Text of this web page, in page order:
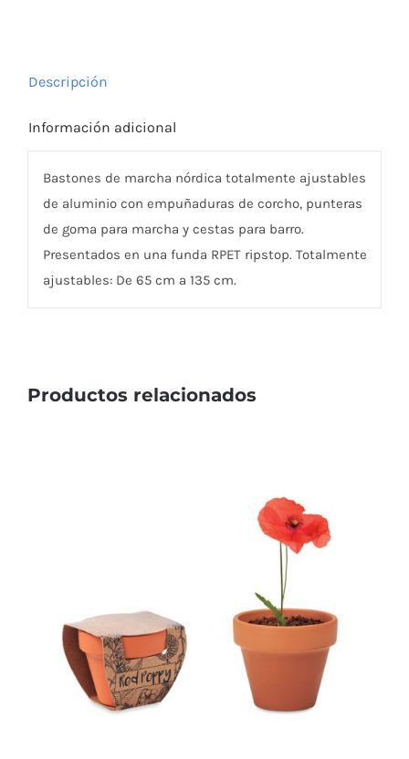
Descripción
Información adicional
Bastones de marcha nórdica totalmente ajustables
de aluminio con empuñaduras de corcho, punteras
de goma para marcha y cestas para barro.
Presentados en una funda RPET ripstop. Totalmente
ajustables: De 65 cm a 135 cm.
Productos relacionados